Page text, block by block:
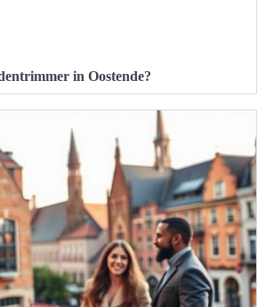
in Oostende?